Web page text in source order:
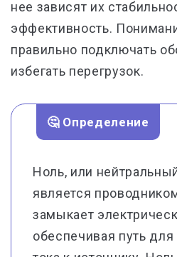
нее зависят их
эффективность.
правильно подключать
избегать перегрузок.
🤔 Определение
Ноль, или
является
замыкает
обеспечивая путь